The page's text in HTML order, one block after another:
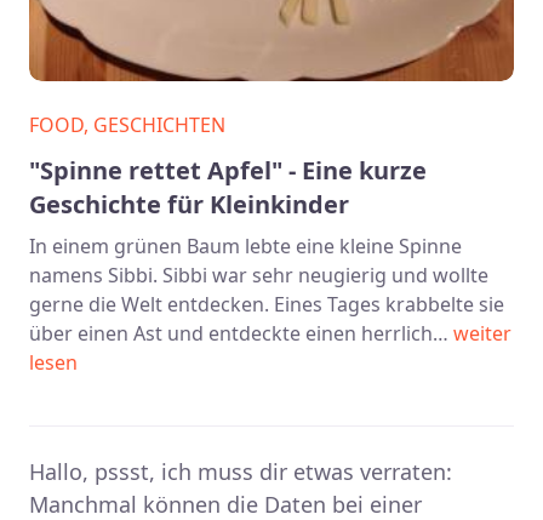
FOOD, GESCHICHTEN
"Spinne rettet Apfel" - Eine kurze
Geschichte für Kleinkinder
In einem grünen Baum lebte eine kleine Spinne
namens Sibbi. Sibbi war sehr neugierig und wollte
gerne die Welt entdecken. Eines Tages krabbelte sie
über einen Ast und entdeckte einen herrlich… weiter
lesen
Hallo, pssst, ich muss dir etwas verraten:
Manchmal können die Daten bei einer